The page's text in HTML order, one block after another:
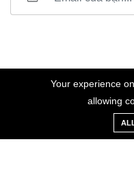
©2023 Hoa
0
Your experience
allowing